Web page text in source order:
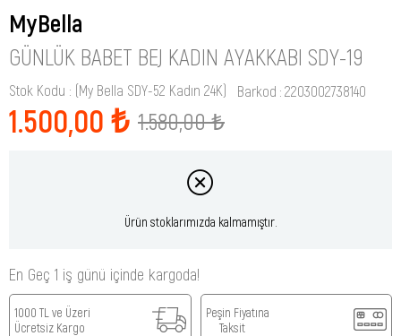
MyBella
GÜNLÜK BABET BEJ KADIN AYAKKABI SDY-19
Stok Kodu (My Bella SDY-52 Kadın 24K) Barkod : 2203002738140
1.580,00 ₺
1.500,00 ₺
Ürün stoklarımızda kalmamıştır.
En Geç 1 iş günü içinde kargoda!
1000 TL ve Üzeri
Ücretsiz Kargo
Peşin Fiyatına
Taksit